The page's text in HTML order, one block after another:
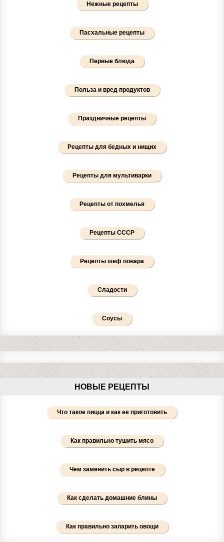
Нежные рецепты
Пасхальные рецепты
Первые блюда
Польза и вред продуктов
Праздничные рецепты
Рецепты для бедных и нищих
Рецепты для мультиварки
Рецепты от похмелья
Рецепты СССР
Рецепты шеф повара
Сладости
Соусы
НОВЫЕ РЕЦЕПТЫ
Что такое пицца и как ее приготовить
Как правильно тушить мясо
Чем заменить сыр в рецепте
Как сделать домашние блины
Как правильно запарить овощи